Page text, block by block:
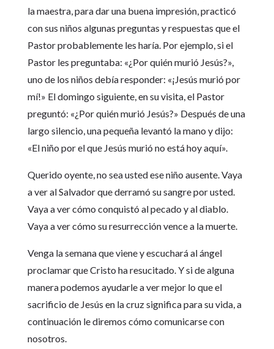
la maestra, para dar una buena impresión, practicó
con sus niños algunas preguntas y respuestas que el
Pastor probablemente les haría. Por ejemplo, si el
Pastor les preguntaba: «¿Por quién murió Jesús?»,
uno de los niños debía responder: «¡Jesús murió por
mí!» El domingo siguiente, en su visita, el Pastor
preguntó: «¿Por quién murió Jesús?» Después de una
largo silencio, una pequeña levantó la mano y dijo:
«El niño por el que Jesús murió no está hoy aquí».
Querido oyente, no sea usted ese niño ausente. Vaya
a ver al Salvador que derramó su sangre por usted.
Vaya a ver cómo conquistó al pecado y al diablo.
Vaya a ver cómo su resurrección vence a la muerte.
Venga la semana que viene y escuchará al ángel
proclamar que Cristo ha resucitado. Y si de alguna
manera podemos ayudarle a ver mejor lo que el
sacrificio de Jesús en la cruz significa para su vida, a
continuación le diremos cómo comunicarse con
nosotros.